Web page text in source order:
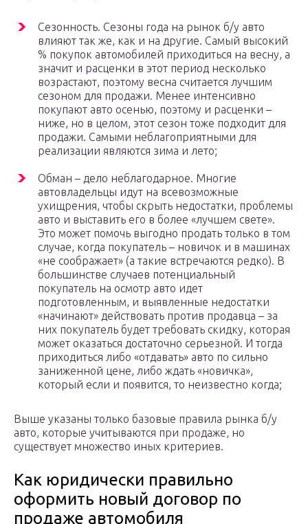
Сезонность. Сезоны года на рынок б/у авто
влияют так же, как и на другие. Самый высокий
% покупок автомобилей приходиться на весну, а
значит и расценки в этот период несколько
возрастают, поэтому весна считается лучшим
сезоном для продажи. Менее интенсивно
покупают авто осенью, поэтому и расценки –
ниже, но в целом, этот сезон тоже подходит для
продажи. Самыми неблагоприятными для
реализации являются зима и лето;
Обман – дело неблагодарное. Многие
автовладельцы идут на всевозможные
ухищрения, чтобы скрыть недостатки, проблемы
авто и выставить его в более «лучшем свете».
Это может помочь выгодно продать только в том
случае, когда покупатель – новичок и в машинах
«не соображает» (а такие встречаются редко). В
большинстве случаев потенциальный
покупатель на осмотр авто идет
подготовленным, и выявленные недостатки
«начинают» действовать против продавца – за
них покупатель будет требовать скидку, которая
может оказаться достаточно серьезной. И тогда
приходиться либо «отдавать» авто по сильно
заниженной цене, либо ждать «новичка»,
который если и появится, то неизвестно когда;
Выше указаны только базовые правила рынка б/у
авто, которые учитываются при продаже, но
существует множество иных критериев.
Как юридически правильно
оформить новый договор по
продаже автомобиля